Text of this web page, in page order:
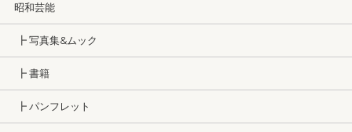
昭和芸能
┣ 写真集&ムック
┣ 書籍
┣ パンフレット